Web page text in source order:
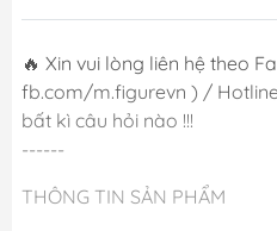
🔥 Xin vui lòng liên hệ theo
fb.com/m.figurevn ) /
bất kì câu hỏi nào !!!
------
THÔNG TIN SẢN PHẨM